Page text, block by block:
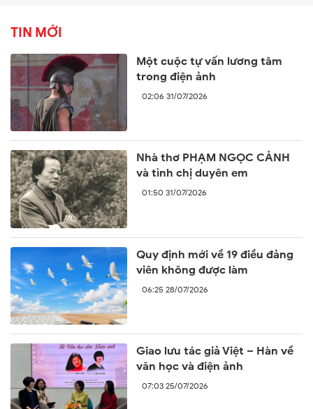
TIN MỚI
Một cuộc tự vấn lương tâm
trong điện ảnh
02:06 31/07/2026
Nhà thơ PHẠM NGỌC CẢNH
và tình chị duyên em
01:50 31/07/2026
Quy định mới về 19 điều đảng
viên không được làm
06:25 28/07/2026
Giao lưu tác giả Việt – Hàn về
văn học và điện ảnh
07:03 25/07/2026